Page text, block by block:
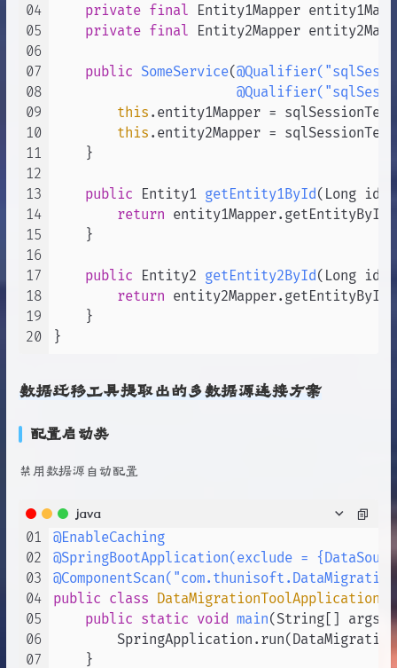
04
05
06
07
08
09
10
11
12
13
14
15
16
17
18
19
20
private final Entity1Mapper
private final Entity2Mapper
public SomeService(
this .entity1Mapper =
this .entity2Mapper =
    }
public Entity1 getEntity1ById(Long id)
return
    }
public Entity2 getEntity2ById(Long id)
return
    }
数据迁移工具提取出的多数据源连接方案
配置启动类
禁用数据源自动配置
java
01
02
03
04
05
06
07
@EnableCaching
@SpringBootApplication(exclude =
public class DataMigrationToolApplication
public static void main(String[] args)
    }